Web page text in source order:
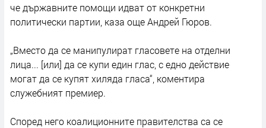
че държавните помощи идват от конкретни
политически партии, каза още Андрей Гюров.
„Вместо да се манипулират гласовете на отделни
лица... [или] да се купи един глас, с едно действие
могат да се купят хиляда гласа“, коментира
служебният премиер.
Според него коалиционните правителства са се